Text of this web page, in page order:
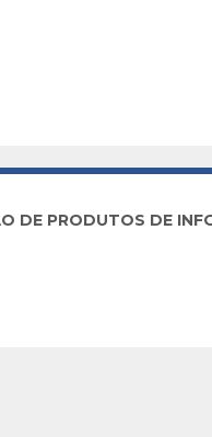
DE PRODUTOS DE